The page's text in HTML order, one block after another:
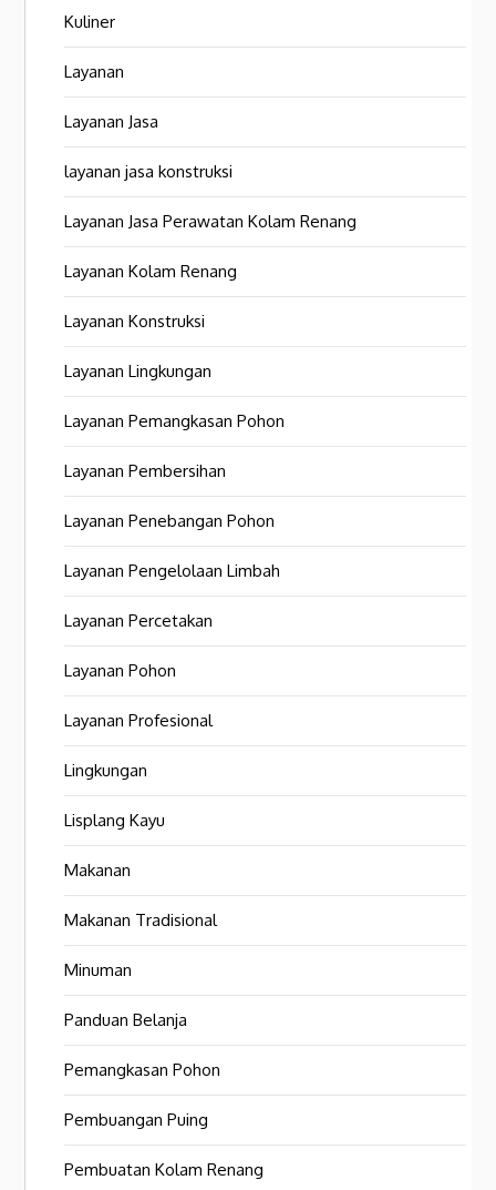
Kuliner
Layanan
Layanan Jasa
layanan jasa konstruksi
Layanan Jasa Perawatan Kolam Renang
Layanan Kolam Renang
Layanan Konstruksi
Layanan Lingkungan
Layanan Pemangkasan Pohon
Layanan Pembersihan
Layanan Penebangan Pohon
Layanan Pengelolaan Limbah
Layanan Percetakan
Layanan Pohon
Layanan Profesional
Lingkungan
Lisplang Kayu
Makanan
Makanan Tradisional
Minuman
Panduan Belanja
Pemangkasan Pohon
Pembuangan Puing
Pembuatan Kolam Renang